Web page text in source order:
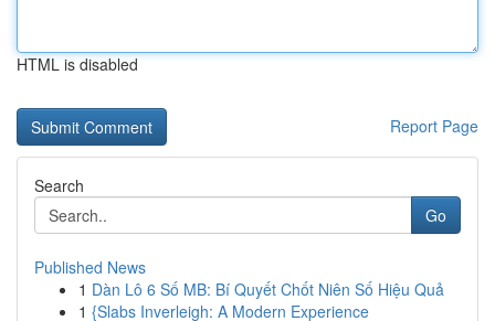
HTML is disabled
Report Page
Search
Go
Published News
1 Dàn Lô 6 Số MB: Bí Quyết Chốt Niên Số Hiệu Quả
1 {Slabs Inverleigh: A Modern Experience